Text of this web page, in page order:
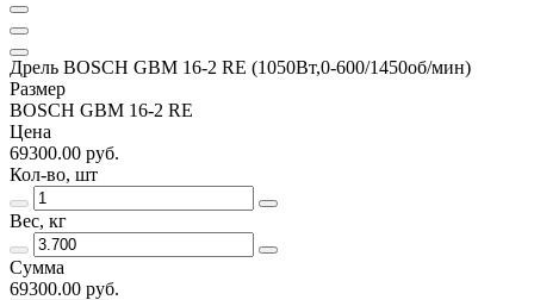
Дрель BOSCH GВM 16-2 RE (1050Вт,0-600/1450об/мин)
Размер
BOSCH GВM 16-2 RE
Цена
69300.00 руб.
Кол-во, шт
Вес, кг
Сумма
69300.00 руб.